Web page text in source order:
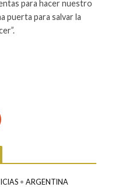
para hacer nuestro
puerta para salvar la
• ARGENTINA